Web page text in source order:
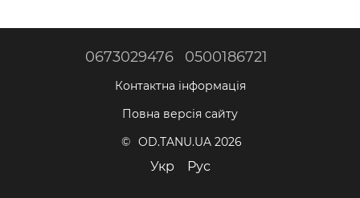
0673029476 0500186721
Контактна інформація
Повна версія сайту
© OD.TANU.UA 2026
Укр Рус